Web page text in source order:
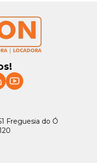
Freguesia do Ó